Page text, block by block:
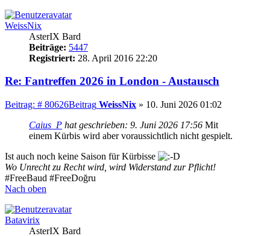
WeissNix
AsterIX Bard
Beiträge: 5447
Registriert: 28. April 2016 22:20
Re: Fantreffen 2026 in London - Austausch
Beitrag: # 80626Beitrag WeissNix » 10. Juni 2026 01:02
Caius_P hat geschrieben: 9. Juni 2026 17:56 Mit
einem Kürbis wird aber voraussichtlich nicht gespielt.
Ist auch noch keine Saison für Kürbisse
Wo Unrecht zu Recht wird, wird Widerstand zur Pflicht!
#FreeBaud #FreeDoğru
Nach oben
Batavirix
AsterIX Bard